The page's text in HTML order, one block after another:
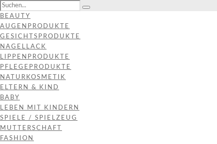
BEAUTY
AUGENPRODUKTE
GESICHTSPRODUKTE
NAGELLACK
LIPPENPRODUKTE
PFLEGEPRODUKTE
NATURKOSMETIK
ELTERN & KIND
BABY
LEBEN MIT KINDERN
SPIELE / SPIELZEUG
MUTTERSCHAFT
FASHION